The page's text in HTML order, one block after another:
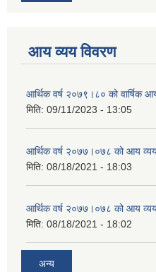
आय व्यय विवरण
आर्थिक वर्ष २०७९।८० को वार्षिक
मिति: 09/11/2023 - 13:05
आर्थिक वर्ष २०७७।०७८ को आय
मिति: 08/18/2021 - 18:03
आर्थिक वर्ष २०७७।०७८ को आय
मिति: 08/18/2021 - 18:02
अन्य